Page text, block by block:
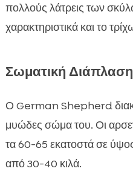
πολλούς λάτρεις των
χαρακτηριστικά και το
Σωματική
Ο German Shepherd
μυώδες σώμα του. Οι
τα 60-65 εκατοστά σε
από 30-40 κιλά.